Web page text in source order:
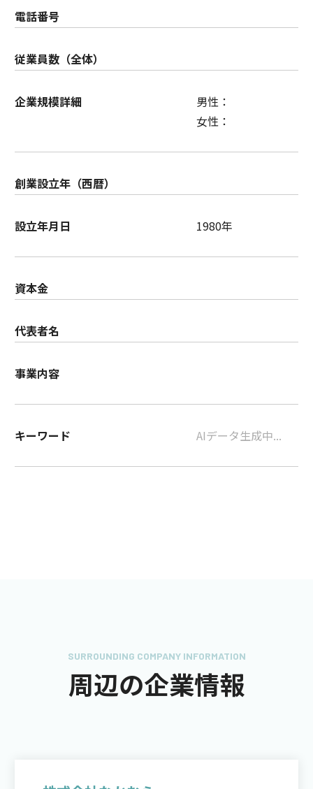
電話番号
従業員数（全体）
企業規模詳細
男性：
女性：
創業設立年（西暦）
設立年月日 1980年
資本金
代表者名
事業内容
キーワード AIデータ生成中...
SURROUNDING COMPANY INFORMATION
周辺の企業情報